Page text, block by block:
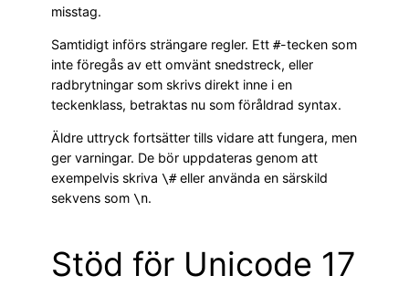
misstag.
Samtidigt införs strängare regler. Ett #-tecken som
inte föregås av ett omvänt snedstreck, eller
radbrytningar som skrivs direkt inne i en
teckenklass, betraktas nu som föråldrad syntax.
Äldre uttryck fortsätter tills vidare att fungera, men
ger varningar. De bör uppdateras genom att
exempelvis skriva \#eller använda en särskild
sekvens som \n.
Stöd för Unicode 17